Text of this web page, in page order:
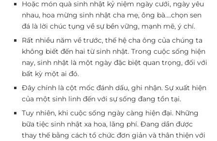
Hoặc món quà sinh nhật kỷ niệm ngày cưới, ngày yêu
nhau, hoa mừng sinh nhật cha mẹ, ông bà….chọn sen
đá là lời chúc tụng về sự bền vững, mạnh mẽ, ý chí.
Rất nhiều năm về trước, thế hệ cha ông của chúng ta
không biết đến hai từ sinh nhật. Trong cuộc sống hiện
nay, sinh nhật là một ngày đặc biệt quan trọng, đối với
bất kỳ một ai đó.
Đây chính là cột mốc đánh dấu, ghi nhận. Sự xuất hiện
của một sinh linh đến với sự sống đang tồn tại.
Tuy nhiên, khi cuộc sống ngày càng hiện đại. Những
bữa tiệc sinh nhật xa hoa, lãng phí. Đang dần được
thay thế bằng cách tổ chức đơn giản và thân thiện với